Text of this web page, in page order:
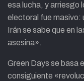
esa lucha, y arriesgo
electoral fue masivo:
Irán se sabe que en
asesina».
Green Days se basa
consiguiente